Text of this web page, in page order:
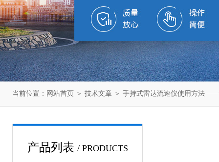
当前位置： 网站首页 ＞ 技术文章 ＞ 手持式雷达流速仪使用方法
产品列表 / PRODUCTS